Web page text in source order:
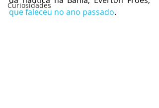
Curiosidades
que faleceu no ano passado.